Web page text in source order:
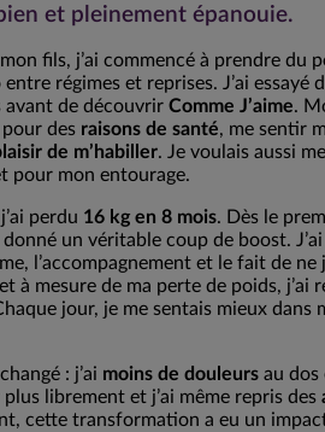
et pleinement épanouie.
fils, j’ai commencé à prendre du
entre régimes et reprises. J’ai essayé
avant de découvrir Comme J’aime.
des raisons de santé, me sentir
de m’habiller. Je voulais aussi
pour mon entourage.
perdu 16 kg en 8 mois. Dès le
donné un véritable coup de boost.
l’accompagnement et le fait de ne
à mesure de ma perte de poids, j’ai
jour, je me sentais mieux dans
: j’ai moins de douleurs au dos
plus librement et j’ai même repris des
cette transformation a eu un